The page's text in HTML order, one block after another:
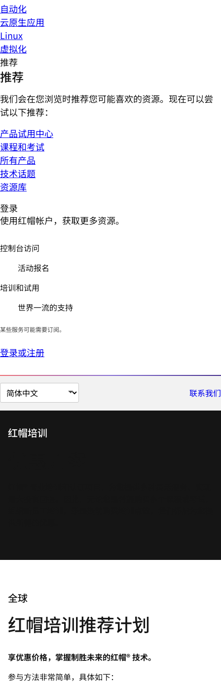
自动化
云原生应用
Linux
虚拟化
推荐
推荐
我们会在您浏览时推荐您可能喜欢的资源。现在可以尝
试以下推荐：
产品试用中心
课程和考试
所有产品
技术话题
资源库
登录
使用红帽帐户，获取更多资源。
控制台访问
活动报名
培训和试用
世界一流的支持
某些服务可能需要订阅。
登录或注册
切
换
面
联系我们
红帽培训
全球
红帽培训推荐计划
享优惠价格，掌握制胜未来的红帽® 技术。
参与方法非常简单，具体如下：